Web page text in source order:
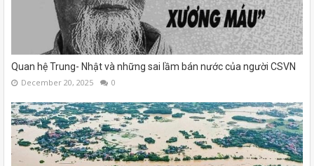
Quan hệ Trung- Nhật và những sai lầm bán nước của người CSVN
December 20, 2025 0